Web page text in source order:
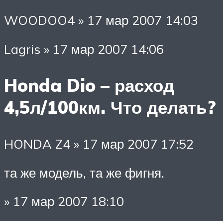
WOODOO4 » 17 мар 2007 14:03
Lagris » 17 мар 2007 14:06
Honda Dio – расход
4,5л/100км. Что делать?
HONDA Z4 » 17 мар 2007 17:52
та же модель, та же фигня.
» 17 мар 2007 18:10